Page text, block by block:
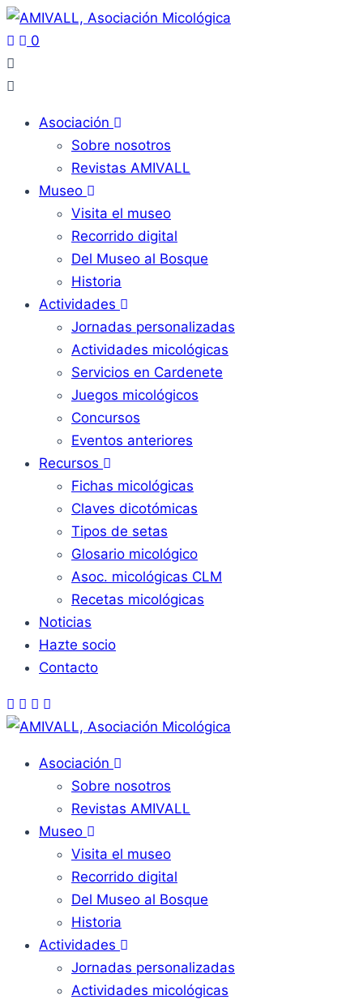
0
Asociación
Sobre nosotros
Revistas AMIVALL
Museo
Visita el museo
Recorrido digital
Del Museo al Bosque
Historia
Actividades
Jornadas personalizadas
Actividades micológicas
Servicios en Cardenete
Juegos micológicos
Concursos
Eventos anteriores
Recursos
Fichas micológicas
Claves dicotómicas
Tipos de setas
Glosario micológico
Asoc. micológicas CLM
Recetas micológicas
Noticias
Hazte socio
Contacto
Asociación
Sobre nosotros
Revistas AMIVALL
Museo
Visita el museo
Recorrido digital
Del Museo al Bosque
Historia
Actividades
Jornadas personalizadas
Actividades micológicas